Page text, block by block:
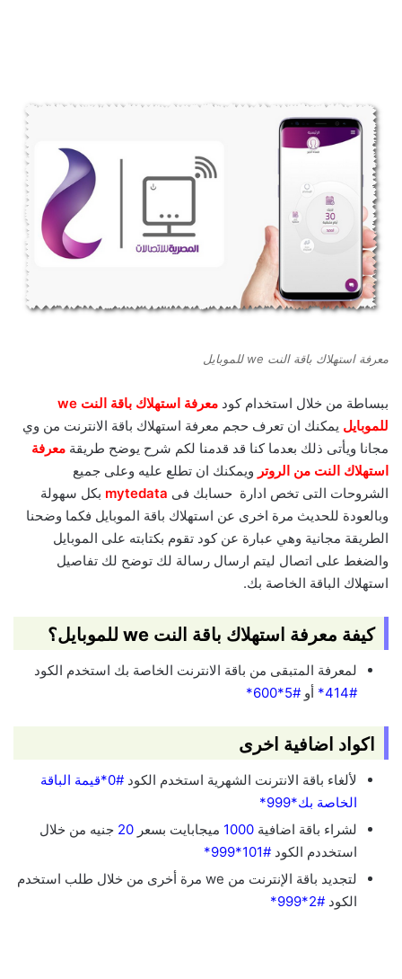
معرفة استهلاك باقة النت we للموبايل
ببساطة من خلال استخدام كود
معرفة استهلاك باقة النت we
للموبايل يمكنك ان تعرف حجم معرفة استهلاك باقة الانترنت من وي
مجانا ويأتى ذلك بعدما كنا قد قدمنا لكم شرح يوضح طريقة معرفة
استهلاك النت من الروتر ويمكنك ان تطلع عليه وعلى جميع
الشروحات التى تخص ادارة حسابك فى mytedata بكل سهولة
وبالعودة للحديث مرة اخرى عن استهلاك باقة الموبايل فكما وضحنا
الطريقة مجانية وهي عبارة عن كود تقوم بكتابته على الموبايل
والضغط على اتصال ليتم ارسال رسالة لك توضح لك تفاصيل
استهلاك الباقة الخاصة بك.
كيفة معرفة استهلاك باقة النت we للموبايل؟
لمعرفة المتبقى من باقة الانترنت الخاصة بك استخدم الكود
#414*
أو#5*600*
اكواد اضافية اخرى
لألغاء باقة الانترنت الشهرية استخدم الكود
#0*قيمة الباقة
الخاصة بك*999*
لشراء باقة اضافية 1000 ميجابايت بسعر 20 جنيه من خلال
استخددم الكود#101*999*
لتجديد باقة الإنترنت من we مرة أخرى من خلال طلب استخدم
الكود#2*999*